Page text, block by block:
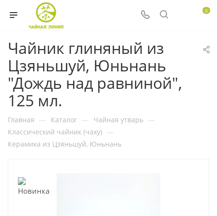
0
Чайник глиняный из
Цзяньшуй, Юньнань
"Дождь над равниной",
125 мл.
Главная — Каталог — Чайная утварь —
Классический чайник (чаху) —
Керамика из Цзяньшуй, Юньнань